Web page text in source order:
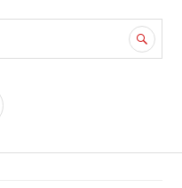
SEITENLEISTE